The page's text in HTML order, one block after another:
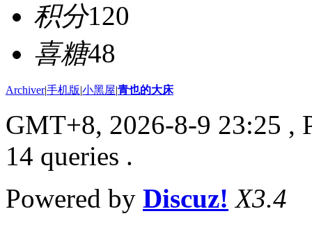
积分120
喜糖48
Archiver|手机版|小黑屋|青也的大床
GMT+8, 2026-8-9 23:25 ,
14 queries .
Powered by Discuz! X3.4